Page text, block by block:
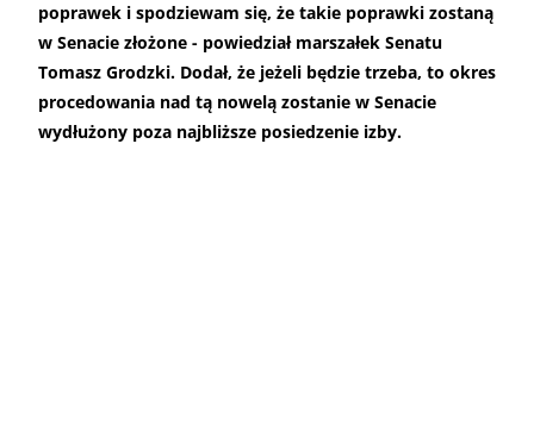
poprawek i spodziewam się, że takie poprawki zostaną
w Senacie złożone - powiedział marszałek Senatu
Tomasz Grodzki. Dodał, że jeżeli będzie trzeba, to okres
procedowania nad tą nowelą zostanie w Senacie
wydłużony poza najbliższe posiedzenie izby.